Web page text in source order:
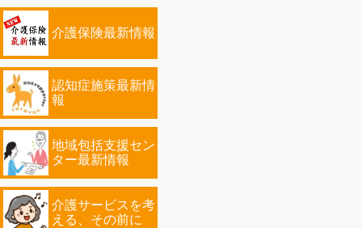
介護保険最新情報
認知症施策最新情
報
地域包括支援セン
ター最新情報
介護サービスを考
える、その前に